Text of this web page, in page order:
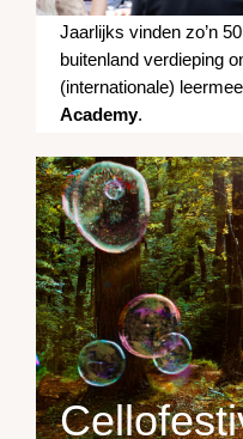
Jaarlijks vinden zo’n
buitenland verdieping
(internationale)
Academy.